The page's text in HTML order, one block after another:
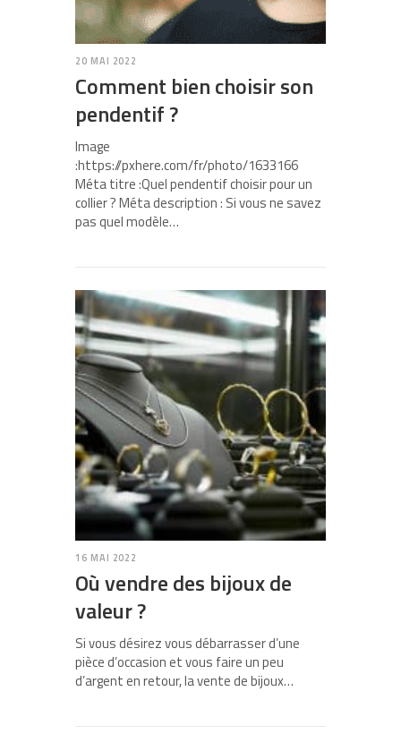
20 MAI 2022
Comment bien choisir son
pendentif ?
Image
:https://pxhere.com/fr/photo/1633166
Méta titre :Quel pendentif choisir pour un
collier ? Méta description : Si vous ne savez
pas quel modèle…
16 MAI 2022
Où vendre des bijoux de
valeur ?
Si vous désirez vous débarrasser d’une
pièce d’occasion et vous faire un peu
d’argent en retour, la vente de bijoux…